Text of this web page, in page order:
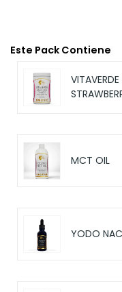
Este Pack Contiene
VITAVERDE
MCT OIL
YODO